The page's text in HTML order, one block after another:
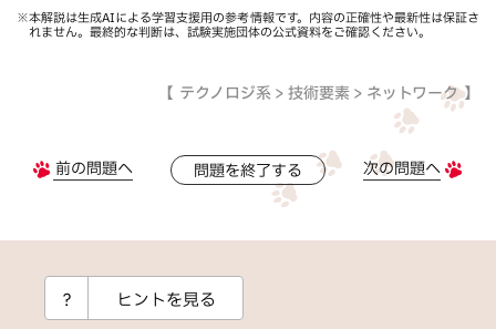
※本解説は生成AIによる学習支援用の参考情報です。内容の正確性や最新性は保証さ
れません。最終的な判断は、試験実施団体の公式資料をご確認ください。
テクノロジ系 > 技術要素 > ネットワーク
前の問題へ 問題を終了する 次の問題へ
？
ヒントを見る